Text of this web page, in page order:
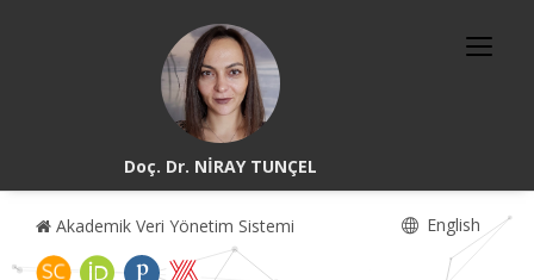
Doç. Dr. NİRAY TUNÇEL
Akademik Veri Yönetim Sistemi English